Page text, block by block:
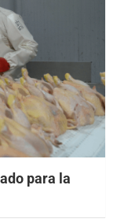
para la